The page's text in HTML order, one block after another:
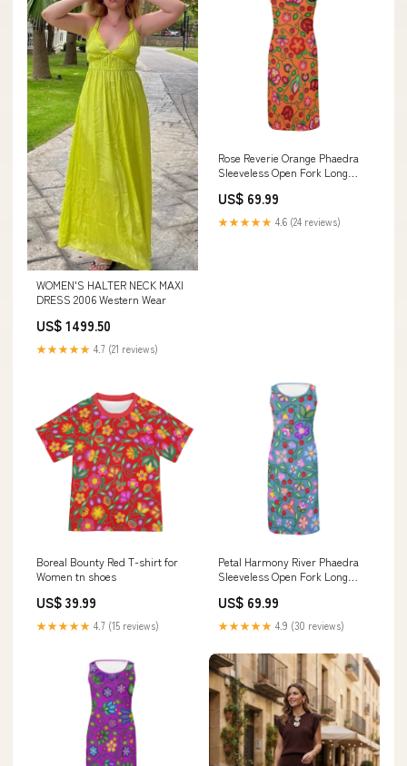
WOMEN'S HALTER NECK MAXI
DRESS 2006 Western Wear
US$ 1499.50
★★★★★ 4.7 (21 reviews)
Rose Reverie Orange Phaedra
Sleeveless Open Fork Long
US$ 69.99
★★★★★ 4.6 (24 reviews)
Boreal Bounty Red T-shirt for
Women tn shoes
US$ 39.99
★★★★★ 4.7 (15 reviews)
Petal Harmony River Phaedra
Sleeveless Open Fork Long
US$ 69.99
★★★★★ 4.9 (30 reviews)